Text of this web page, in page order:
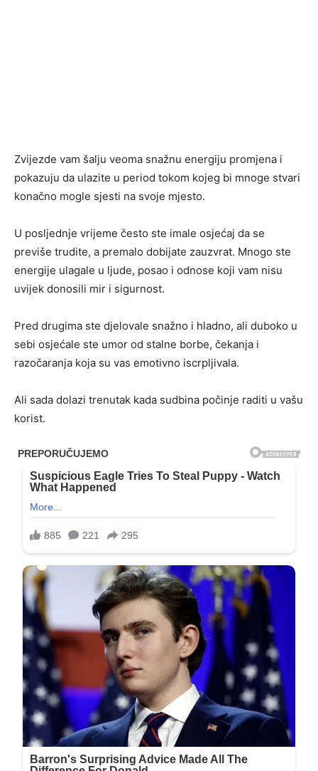
Zvijezde vam šalju veoma snažnu energiju promjena i
pokazuju da ulazite u period tokom kojeg bi mnoge stvari
konačno mogle sjesti na svoje mjesto.
U posljednje vrijeme često ste imale osjećaj da se
previše trudite, a premalo dobijate zauzvrat. Mnogo ste
energije ulagale u ljude, posao i odnose koji vam nisu
uvijek donosili mir i sigurnost.
Pred drugima ste djelovale snažno i hladno, ali duboko u
sebi osjećale ste umor od stalne borbe, čekanja i
razočaranja koja su vas emotivno iscrpljivala.
Ali sada dolazi trenutak kada sudbina počinje raditi u vašu
korist.